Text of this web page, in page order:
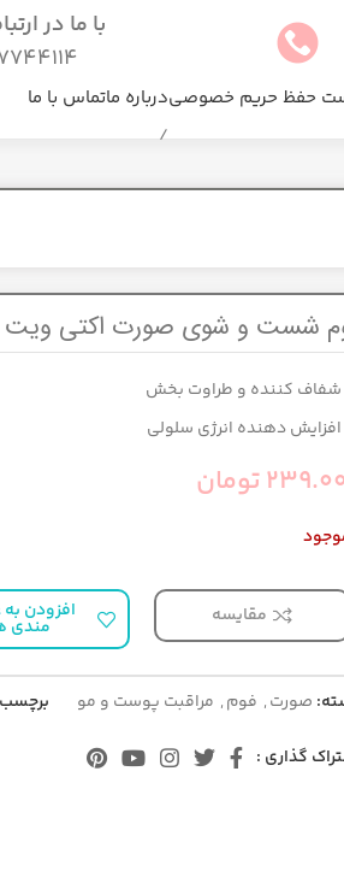
با ما در
حفظ حریم خصوصیدرباره ماتماس با ما
شست و شوی صورت اکتی ویت
شفاف کننده و طراوت بخش
افزایش دهنده انرژی سلولی
تومان
مقایسه افزودن به
مندی
صورت, فوم, مراقبت پوست و مو
گذاری :